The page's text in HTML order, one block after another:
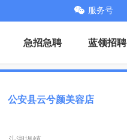
服务号
急招急聘 蓝领招聘
公安县云兮颜美容店